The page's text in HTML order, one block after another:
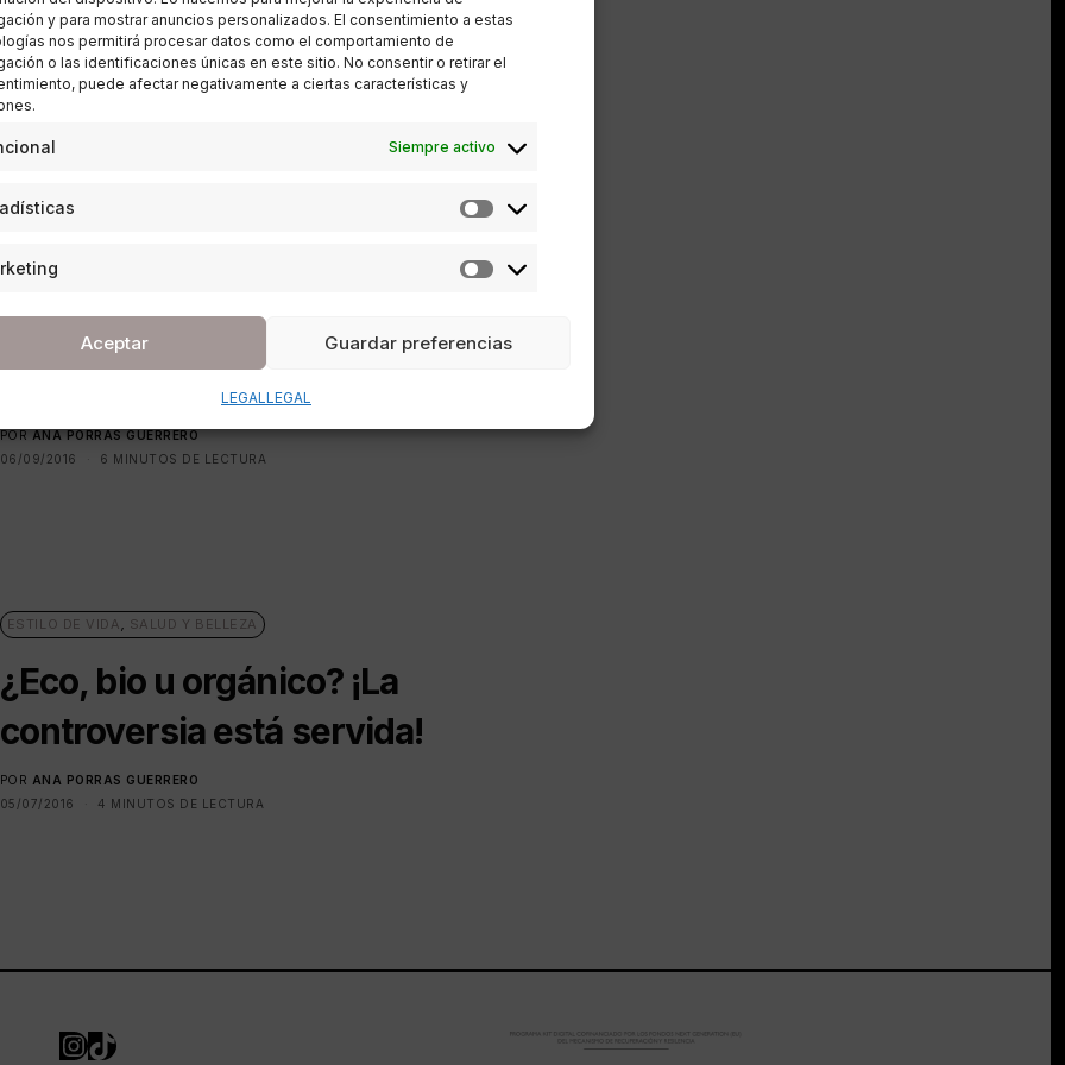
y para mostrar anuncios personalizados. El consentimiento a estas
nos permitirá procesar datos como el comportamiento de
o las identificaciones únicas en este sitio. No consentir o retirar el
puede afectar negativamente a ciertas características y
Siempre activo
Aceptar Guardar preferencias
LEGALLEGAL
prohibiciones acercan a la
santidad
POR REDACCIÓN URBANITY
02/10/2016
ESTILO DE VIDA
Comida halal: la frontera de lo
permitido en la mesa
POR ANA PORRAS GUERRERO
06/09/2016
6 MINUTOS DE LECTURA
ESTILO DE VIDA SALUD Y BELLEZA
¿Eco, bio u orgánico? ¡La
controversia está servida!
POR ANA PORRAS GUERRERO
05/07/2016
4 MINUTOS DE LECTURA